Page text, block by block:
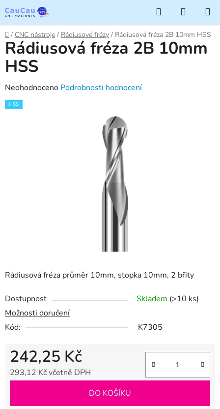
na
obsah
Hledat
KOŠÍK
Domů
/ CNC nástroje / Rádiusové frézy / Rádiusová fréza 2B 10mm HSS
Rádiusová fréza průměr 10mm, stopka 10mm, 2 břity
Dostupnost Skladem (>10 ks)
Možnosti doručení
Kód:
K7305
242,25 Kč
293,12 Kč včetně DPH
DO KOŠÍKU
Rádiusová fréza 2B 10mm
HSS
Průměrné
hodnocení
Neohodnoceno Podrobnosti hodnocení
HSS